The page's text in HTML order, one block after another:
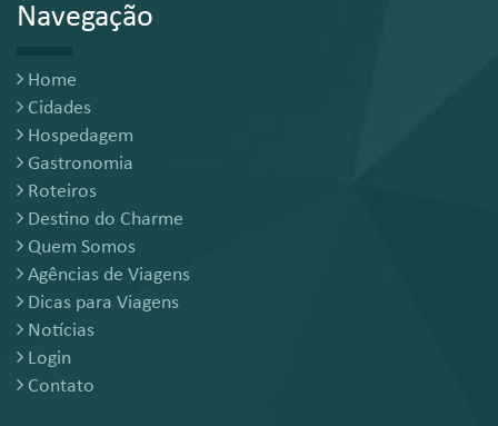
Navegação
Home
Cidades
Hospedagem
Gastronomia
Roteiros
Destino do Charme
Quem Somos
Agências de Viagens
Dicas para Viagens
Notícias
Login
Contato